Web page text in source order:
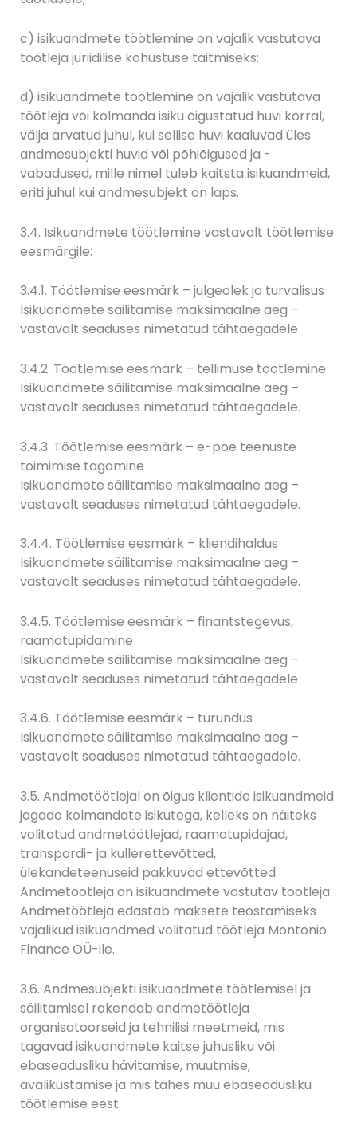
c) isikuandmete töötlemine on vajalik vastutava
töötleja juriidilise kohustuse täitmiseks;
d) isikuandmete töötlemine on vajalik vastutava
töötleja või kolmanda isiku õigustatud huvi korral,
välja arvatud juhul, kui sellise huvi kaaluvad üles
andmesubjekti huvid või põhiõigused ja -
vabadused, mille nimel tuleb kaitsta isikuandmeid,
eriti juhul kui andmesubjekt on laps.
3.4. Isikuandmete töötlemine vastavalt töötlemise
eesmärgile:
3.4.1. Töötlemise eesmärk – julgeolek ja turvalisus
Isikuandmete säilitamise maksimaalne aeg –
vastavalt seaduses nimetatud tähtaegadele
3.4.2. Töötlemise eesmärk – tellimuse töötlemine
Isikuandmete säilitamise maksimaalne aeg –
vastavalt seaduses nimetatud tähtaegadele.
3.4.3. Töötlemise eesmärk – e-poe teenuste
toimimise tagamine
Isikuandmete säilitamise maksimaalne aeg –
vastavalt seaduses nimetatud tähtaegadele.
3.4.4. Töötlemise eesmärk – kliendihaldus
Isikuandmete säilitamise maksimaalne aeg –
vastavalt seaduses nimetatud tähtaegadele.
3.4.5. Töötlemise eesmärk – finantstegevus,
raamatupidamine
Isikuandmete säilitamise maksimaalne aeg –
vastavalt seaduses nimetatud tähtaegadele
3.4.6. Töötlemise eesmärk – turundus
Isikuandmete säilitamise maksimaalne aeg –
vastavalt seaduses nimetatud tähtaegadele.
3.5. Andmetöötlejal on õigus klientide isikuandmeid
jagada kolmandate isikutega, kelleks on näiteks
volitatud andmetöötlejad, raamatupidajad,
transpordi- ja kullerettevõtted,
ülekandeteenuseid pakkuvad ettevõtted
Andmetöötleja on isikuandmete vastutav töötleja.
Andmetöötleja edastab maksete teostamiseks
vajalikud isikuandmed volitatud töötleja Montonio
Finance OÜ-ile.
3.6. Andmesubjekti isikuandmete töötlemisel ja
säilitamisel rakendab andmetöötleja
organisatoorseid ja tehnilisi meetmeid, mis
tagavad isikuandmete kaitse juhusliku või
ebaseadusliku hävitamise, muutmise,
avalikustamise ja mis tahes muu ebaseadusliku
töötlemise eest.